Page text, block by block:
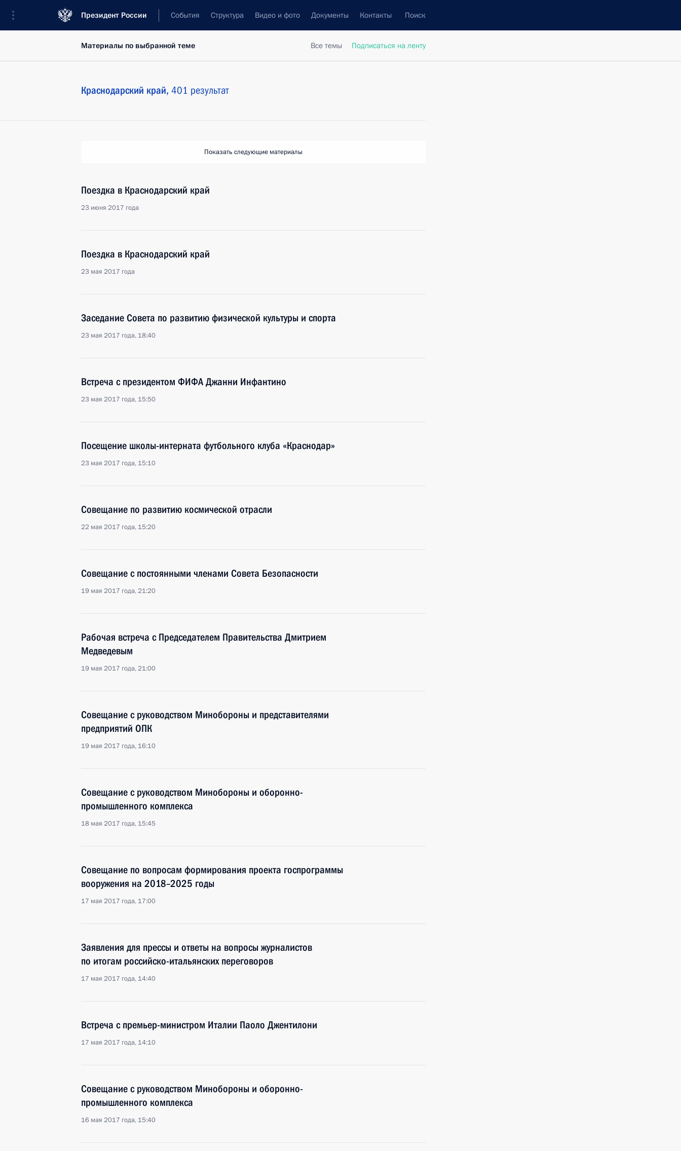
Президент России События Структура Видео и фото Документы Контакты Поиск
Все темы Подписаться на ленту
Материалы по выбранной теме
Краснодарский край, 401 результат
Показать следующие материалы
Поездка в Краснодарский край
23 июня 2017 года
Поездка в Краснодарский край
23 мая 2017 года
Заседание Совета по развитию физической культуры и спорта
23 мая 2017 года, 18:40
Встреча с президентом ФИФА Джанни Инфантино
23 мая 2017 года, 15:50
Посещение школы-интерната футбольного клуба «Краснодар»
23 мая 2017 года, 15:10
Совещание по развитию космической отрасли
22 мая 2017 года, 15:20
Совещание с постоянными членами Совета Безопасности
19 мая 2017 года, 21:20
Рабочая встреча с Председателем Правительства Дмитрием
Медведевым
19 мая 2017 года, 21:00
Совещание с руководством Минобороны и представителями
предприятий ОПК
19 мая 2017 года, 16:10
Совещание с руководством Минобороны и оборонно-
промышленного комплекса
18 мая 2017 года, 15:45
Совещание по вопросам формирования проекта госпрограммы
вооружения на 2018–2025 годы
17 мая 2017 года, 17:00
Заявления для прессы и ответы на вопросы журналистов
по итогам российско-итальянских переговоров
17 мая 2017 года, 14:40
Встреча с премьер-министром Италии Паоло Джентилони
17 мая 2017 года, 14:10
Совещание с руководством Минобороны и оборонно-
промышленного комплекса
16 мая 2017 года, 15:40